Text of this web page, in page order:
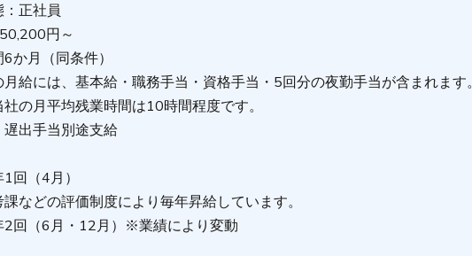
：正社員
円～
か月（同条件）
給には、基本給・職務手当・資格手当・5回分の夜勤手当が含まれます。
社の月平均残業時間は10時間程度です。
出手当別途支給
1回（4月）
などの評価制度により毎年昇給しています。
2回（6月・12月）※業績により変動